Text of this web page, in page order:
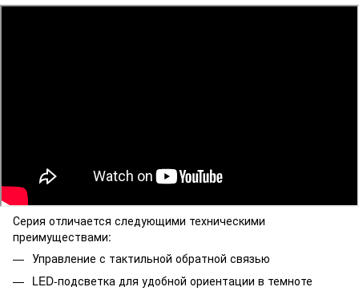
Серия отличается следующими техническими
преимуществами:
Управление с тактильной обратной связью
LED-подсветка для удобной ориентации в темноте